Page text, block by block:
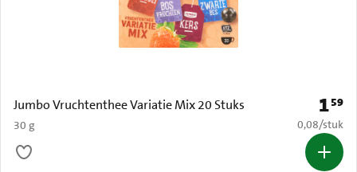
Jumbo Vruchtenthee Variatie Mix 20 Stuks
30 g
Prijs:
159
€ 0,08 per
0,08/stuk